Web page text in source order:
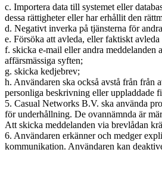
c. Importera data till systemet eller
dessa rättigheter eller har erhållit den
d. Negativt inverka på tjänsterna för
e. Försöka att avleda, eller faktiskt
f. skicka e-mail eller andra
affärsmässiga syften;
g. skicka kedjebrev;
h. Användaren ska också avstå från från
personliga beskrivning eller uppladdade
5. Casual Networks B.V. ska använda
för underhållning. De ovannämnda är
Att skicka meddelanden via brevlådan
6. Användaren erkänner och medger
kommunikation. Användaren kan